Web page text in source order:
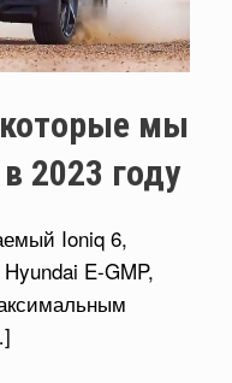
мы
2023 году
Ioniq 6,
E-GMP,